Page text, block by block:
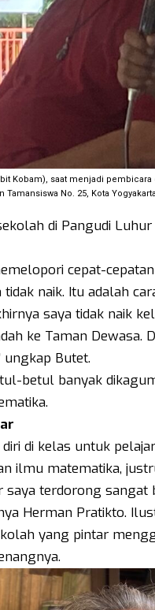
Kobam), saat menjadi
No. 25, Kota
di Pangudi
cepat-
naik. Itu adalah
saya tidak naik
ke Taman Dewasa.
ungkap Butet.
betul banyak
diri di kelas untuk
ilmu matematika,
terdorong sangat
Herman Pratikto.
yang pintar